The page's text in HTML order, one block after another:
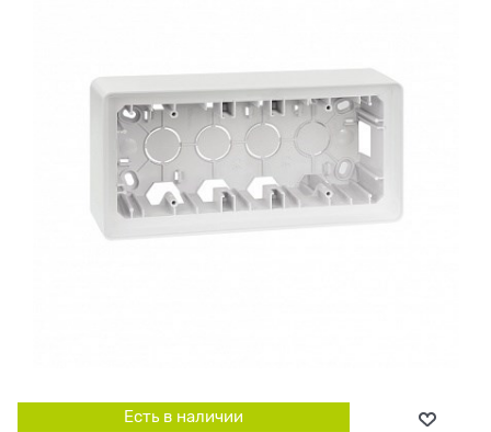
Есть в наличии